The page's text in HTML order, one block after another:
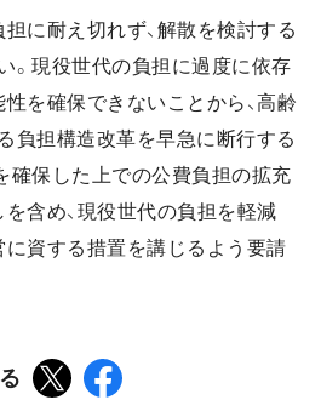
担に耐え切れず、解散を検討する
。現役世代の負担に過度に依存
を確保できないことから、高齢
負担構造改革を早急に断行する
確保した上での公費負担の拡充
を含め、現役世代の負担を軽減
に資する措置を講じるよう要請